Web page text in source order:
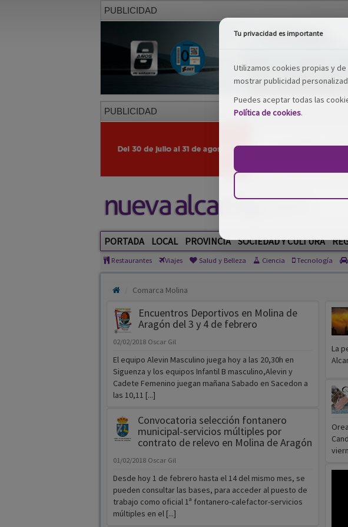
PUBLICIDAD
PUBLICIDAD
PORTADA LOCAL PROVINCIA SOCIEDAD Y CULTURA
Restaurantes Viajes Salud y Belleza Ciencia Tecnología
Comarca Molina
Encuentros Deportivos en Molina de
Aragón del 3 y 4 de febrero
02/02/2018 Oscar Gil
El equipo Alevin Masculino juega hoy a las 20,30h en
Siguenza y los equipos Infantil B masculino,Alevin y
Cadete Femenino juegan mañana Sabado en Sacedon a
las 10,11 [...]
Convocatoria selección fontanero
municipal-servicios múltiples por
contrato de relevo en Molina de Aragón
01/02/2018 Oscar Gil
Desde hoy 1 de febrero hasta el 14 del mismo mes, se
pueden consultar las bases, para acceder al puesto de
trabajo como oficial 1ª fontanero-calefactor-servicios
múltiples en el [...]
La
Tu privacidad es importante
Utilizamos cookies propias y
mostrar publicidad
Puedes aceptar todas las
Política de cookies.